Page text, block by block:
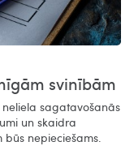
svinībām
sagatavošanās
un skaidra
nepieciešams.